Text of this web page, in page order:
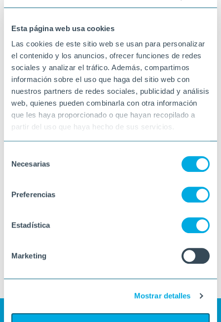
Esta página web usa cookies
Las cookies de este sitio web se usan para personalizar
el contenido y los anuncios, ofrecer funciones de redes
sociales y analizar el tráfico. Además, compartimos
información sobre el uso que haga del sitio web con
nuestros partners de redes sociales, publicidad y análisis
web, quienes pueden combinarla con otra información
que les haya proporcionado o que hayan recopilado a
partir del uso que haya hecho de sus servicios.
Necesarias
Preferencias
Estadística
Marketing
Mostrar detalles